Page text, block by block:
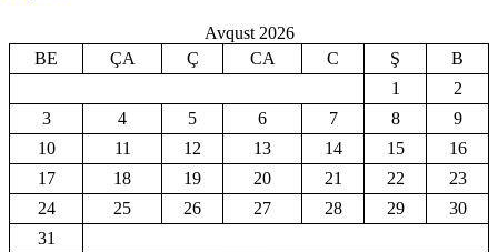
Avqust 2026
BE
ÇA Ç CA C Ş
B
1
2
3
4 5 6 7 8
9
10
11 12 13 14 15
16
17
18 19 20 21 22
23
24
25 26 27 28 29
30
31